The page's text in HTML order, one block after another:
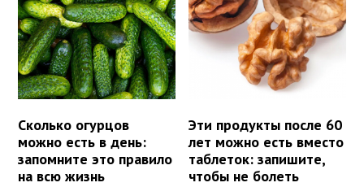
Сколько огурцов
можно есть в день:
запомните это правило
на всю жизнь
Эти продукты после 60
лет можно есть вместо
таблеток: запишите,
чтобы не болеть